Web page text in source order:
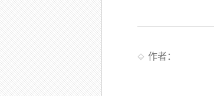
作者：